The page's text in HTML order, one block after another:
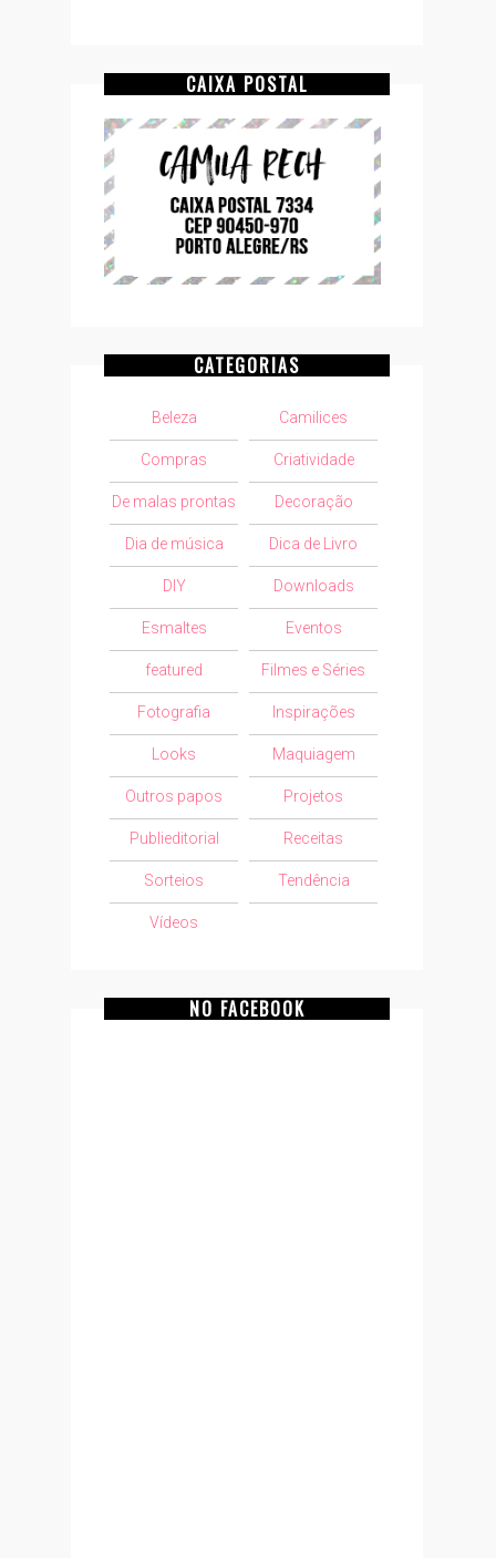
CAIXA POSTAL
CATEGORIAS
Beleza Camilices
Compras Criatividade
De malas prontas Decoração
Dia de música Dica de Livro
DIY Downloads
Esmaltes Eventos
featured Filmes e Séries
Fotografia Inspirações
Looks Maquiagem
Outros papos Projetos
Publieditorial Receitas
Sorteios Tendência
Vídeos
NO FACEBOOK